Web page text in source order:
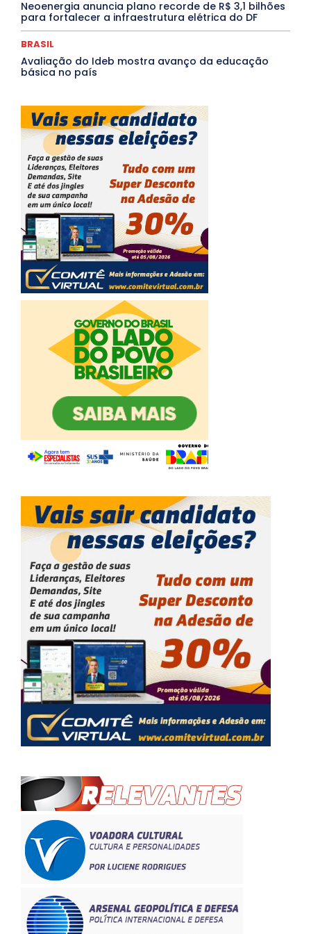
Neoenergia anuncia plano recorde de R$ 3,1 bilhões
para fortalecer a infraestrutura elétrica do DF
BRASIL
Avaliação do Ideb mostra avanço da educação
básica no país